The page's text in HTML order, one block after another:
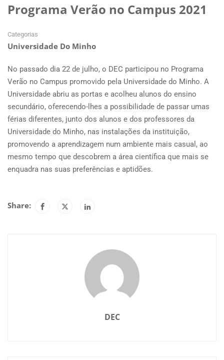
Programa Verão no Campus 2021
Categorias
Universidade Do Minho
No passado dia 22 de julho, o DEC participou no Programa
Verão no Campus promovido pela Universidade do Minho. A
Universidade abriu as portas e acolheu alunos do ensino
secundário, oferecendo-lhes a possibilidade de passar umas
férias diferentes, junto dos alunos e dos professores da
Universidade do Minho, nas instalações da instituição,
promovendo a aprendizagem num ambiente mais casual, ao
mesmo tempo que descobrem a área científica que mais se
enquadra nas suas preferências e aptidões.
Share:
DEC